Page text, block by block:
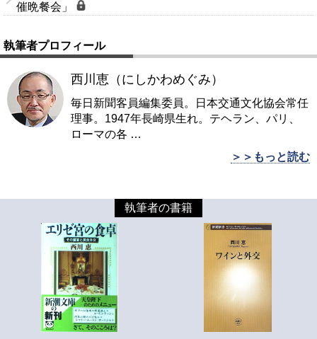
催晩餐会」
執筆者プロフィール
西川恵（にしかわめぐみ）
毎日新聞客員編集委員。日本交通文化協会常任
理事。1947年長崎県生れ。テヘラン、パリ、
ローマの各 …
＞＞もっと読む
執筆者の書籍